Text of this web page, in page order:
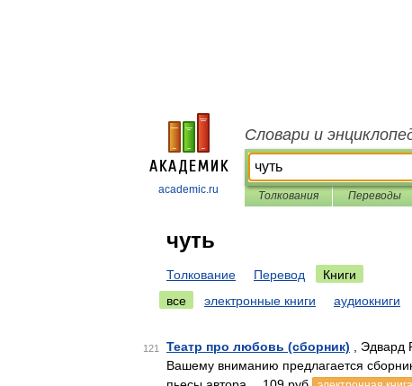
academic.ru
Словари и
Толкования Переводы
чуть
Толкование Перевод
Книги
все
электронные книги аудиокниги
121 Театр про любовь (сборник) , Эдвард
Вашему вниманию предлагается